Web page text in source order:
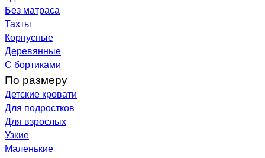
Без матраса
Тахты
Корпусные
Деревянные
С бортиками
По размеру
Детские кровати
Для подростков
Для взрослых
Узкие
Маленькие